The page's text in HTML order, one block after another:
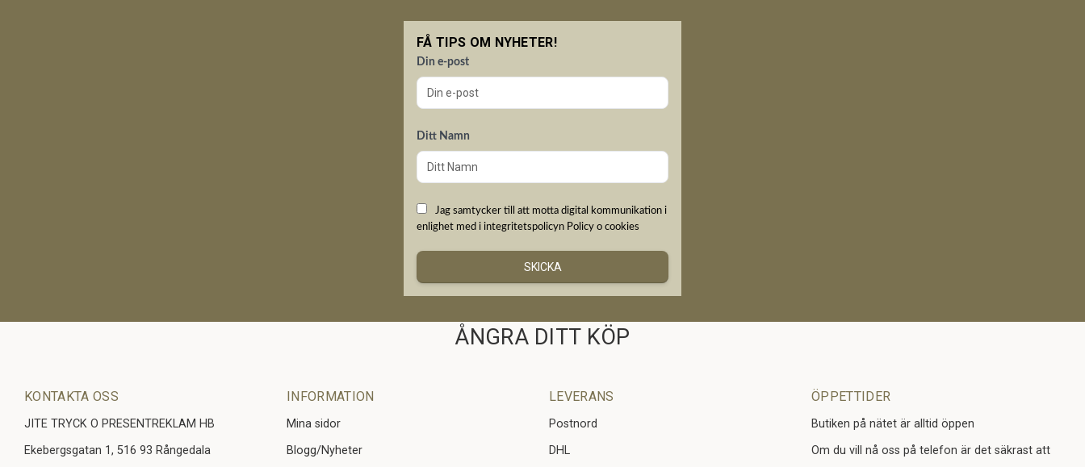
FÅ TIPS OM NYHETER!
Din e-post
Ditt Namn
Jag samtycker till att motta digital kommunikation i
enlighet med i integritetspolicyn Policy o cookies
SKICKA
ÅNGRA DITT KÖP
KONTAKTA OSS
JITE TRYCK O PRESENTREKLAM HB
Ekebergsgatan 1, 516 93 Rångedala
INFORMATION
Mina sidor
Blogg/Nyheter
LEVERANS
Postnord
DHL
ÖPPETTIDER
Butiken på nätet är alltid öppen
Om du vill nå oss på telefon är det säkrast att